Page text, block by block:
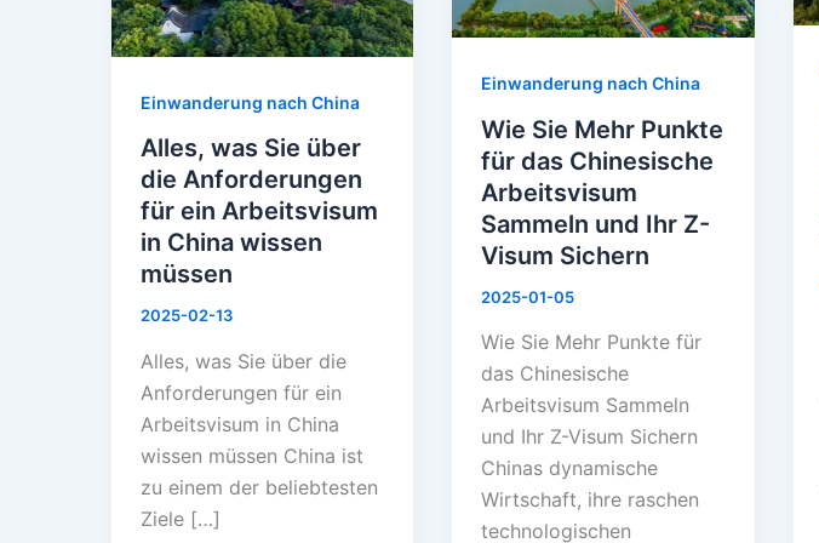
Einwanderung nach China
Alles, was Sie über
die Anforderungen
für ein Arbeitsvisum
in China wissen
müssen
2025-02-13
Alles, was Sie über die
Anforderungen für ein
Arbeitsvisum in China
wissen müssen China ist
zu einem der beliebtesten
Ziele […]
Anforderungen
für
ein
in
China
wissen
müssen
Einwanderung nach China
Wie Sie Mehr Punkte
für das Chinesische
Arbeitsvisum
Sammeln und Ihr Z-
Visum Sichern
2025-01-05
Wie Sie Mehr Punkte für
das Chinesische
Arbeitsvisum Sammeln
und Ihr Z-Visum Sichern
Chinas dynamische
Wirtschaft, ihre raschen
technologischen
das
Arbeitsvisum
Sammeln
und
Ihr
Z-
Visum